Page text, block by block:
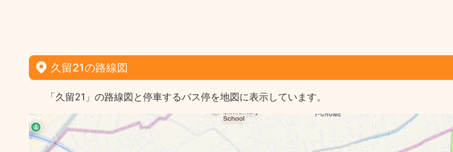
久留21の路線図
「久留21」の路線図と停車するバス停を地図に表示しています。